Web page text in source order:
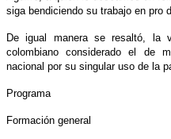
siga bendiciendo su trabajo en pro
De igual manera se resaltó, la
colombiano considerado el de
nacional por su singular uso de la
Programa
Formación general